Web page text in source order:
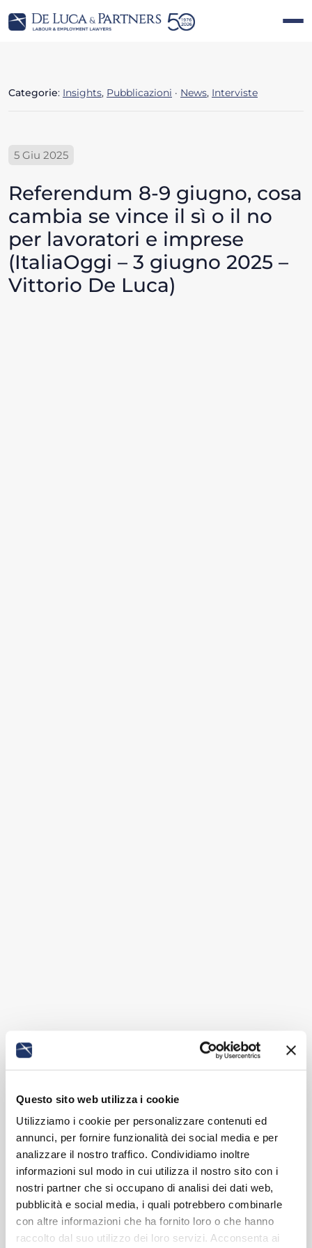
Questo sito web utilizza i cookie
Utilizziamo i cookie per personalizzare contenuti ed
annunci, per fornire funzionalità dei social media e per
analizzare il nostro traffico. Condividiamo inoltre
informazioni sul modo in cui utilizza il nostro sito con i
nostri partner che si occupano di analisi dei dati web,
pubblicità e social media, i quali potrebbero combinarle
con altre informazioni che ha fornito loro o che hanno
raccolto dal suo utilizzo dei loro servizi. Acconsenta ai
Categorie: Insights, Pubblicazioni · News, Interviste
5 Giu 2025
Referendum 8-9 giugno, cosa
cambia se vince il sì o il no
per lavoratori e imprese
(ItaliaOggi – 3 giugno 2025 –
Vittorio De Luca)